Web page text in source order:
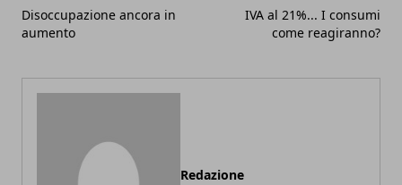
Disoccupazione ancora in
aumento
IVA al 21%... I consumi
come reagiranno?
Redazione